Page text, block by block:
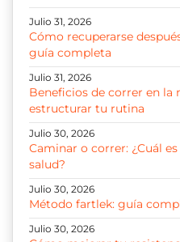
Julio 31, 2026
Cómo recuperarse
guía completa
Julio 31, 2026
Beneficios de correr en la
estructurar tu rutina
Julio 30, 2026
Caminar o correr: ¿Cuál
salud?
Julio 30, 2026
Método fartlek: guía
Julio 30, 2026